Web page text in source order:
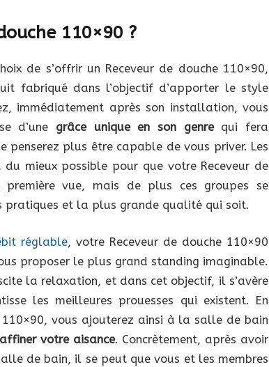
110×90 ?
de s’offrir un Receveur de douche 110×90,
fabriqué dans l’objectif d’apporter le style
immédiatement après son installation, vous
d’une grâce unique en son genrequi fera
plus être capable de vous priver. Les
mieux possible pour que votre Receveur de
vue, mais de plus ces groupes se
et la plus grande qualité qui soit.
réglable, votre Receveur de douche 110×90
proposer le plus grand standing imaginable.
la relaxation, et dans cet objectif, il s’avère
les meilleures prouesses qui existent. En
vous ajouterez ainsi à la salle de bain
votre aisance. Concrètement, après avoir
de bain, il se peut que vous et les membres